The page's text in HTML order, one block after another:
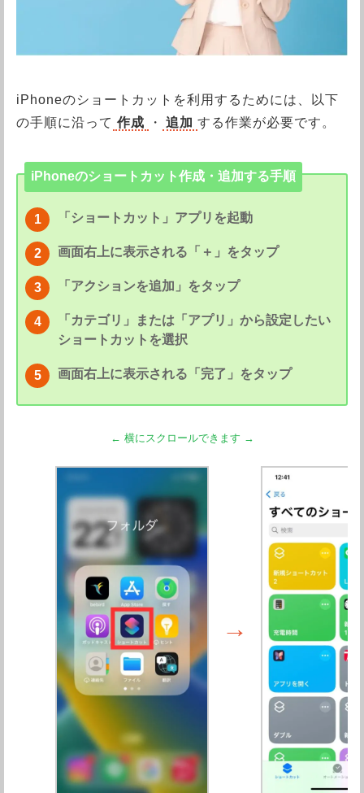
iPhoneのショートカットを利用するためには、以下
の手順に沿って 作成 ・ 追加 する作業が必要です。
iPhoneのショートカット作成・追加する手順
「ショートカット」アプリを起動
画面右上に表示される「＋」をタップ
「アクションを追加」をタップ
「カテゴリ」または「アプリ」から設定したい
ショートカットを選択
画面右上に表示される「完了」をタップ